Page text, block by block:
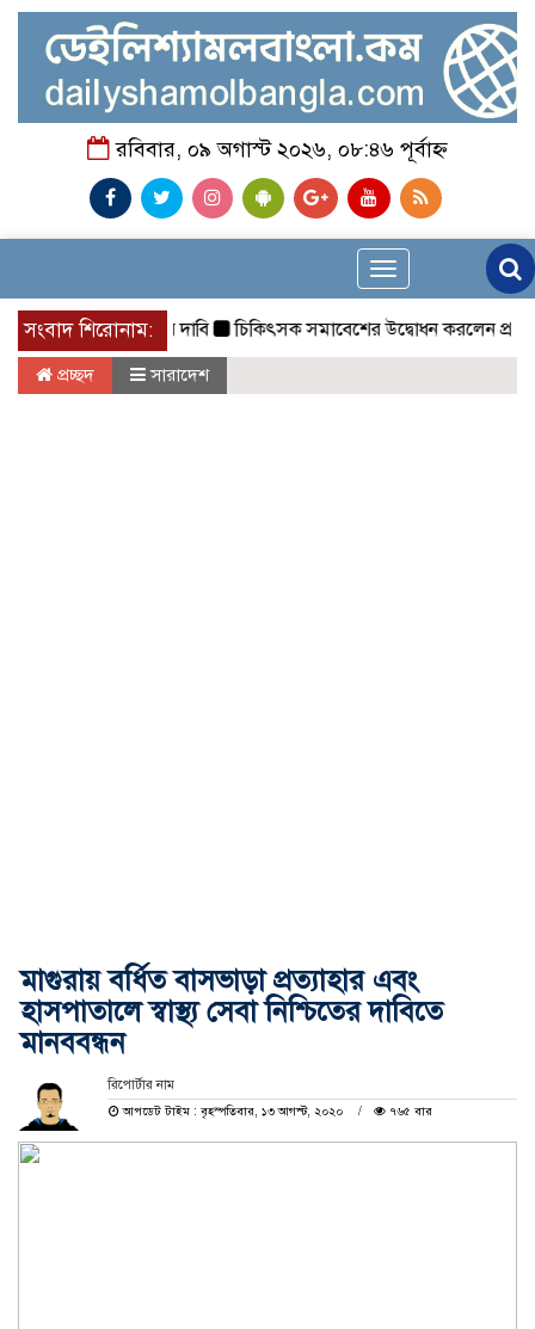
রবিবার, ০৯ অগাস্ট ২০২৬, ০৮:৪৬ পূর্বাহ্ন
Toggle
navigation
সংবাদ শিরোনাম:
শাস্তির দাবি চিকিৎসক সমাবেশের উদ্বোধন করলেন প্রধানমন্ত্রী
প্রচ্ছদ সারাদেশ
মাগুরায় বর্ধিত বাসভাড়া প্রত্যাহার এবং
হাসপাতালে স্বাস্থ্য সেবা নিশ্চিতের দাবিতে
মানববন্ধন
রিপোর্টার নাম
আপডেট টাইম : বৃহস্পতিবার, ১৩ আগস্ট, ২০২০
৭৬৫ বার